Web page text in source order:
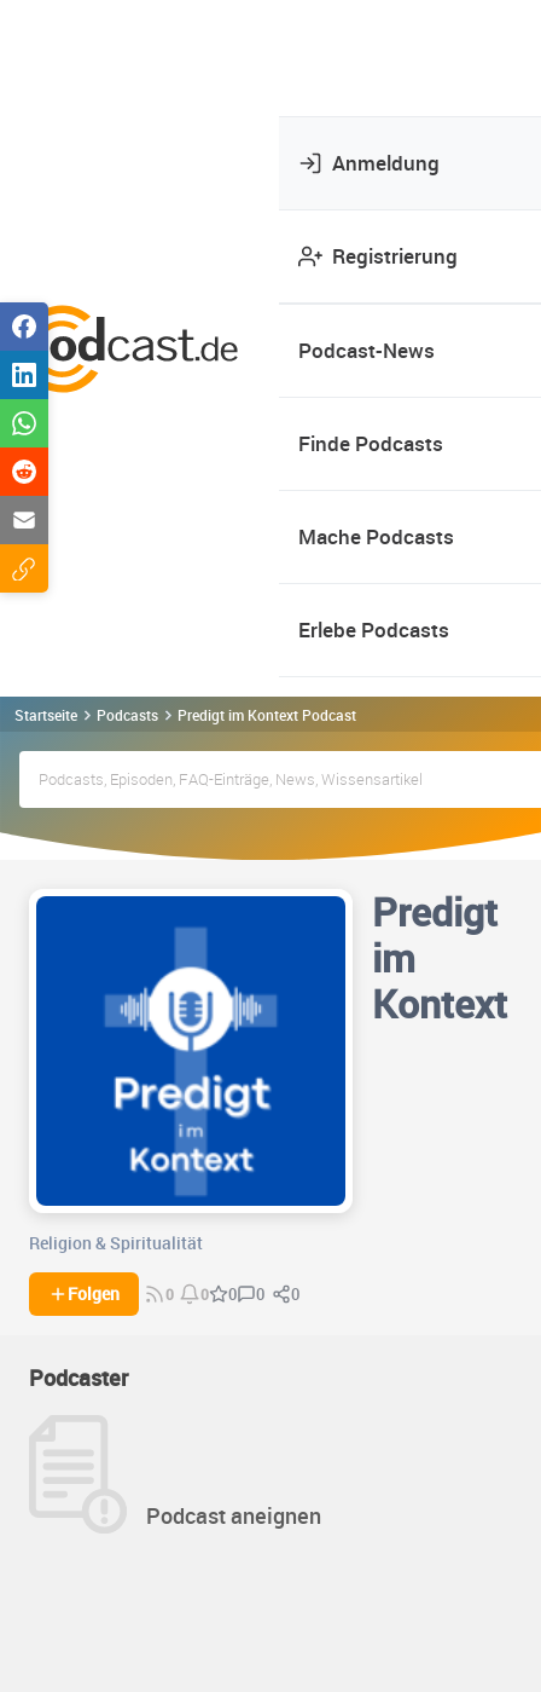
Anmeldung
Registrierung
Podcast-News
Finde Podcasts
Mache Podcasts
Erlebe Podcasts
Startseite Podcasts Predigt im Kontext Podcast
Predigt
im
Kontext
Religion & Spiritualität
Folgen 0 0 0 0 0
Podcaster
Podcast aneignen